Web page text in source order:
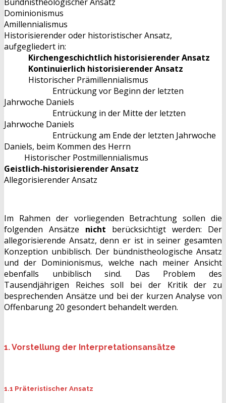
Dominionismus
Amillennialismus
Historisierender oder historistischer Ansatz,
aufgegliedert in:
Kirchengeschichtlich historisierender Ansatz
Kontinuierlich historisierender Ansatz
Historischer Prämillennialismus
Entrückung vor Beginn der letzten
Jahrwoche Daniels
Entrückung in der Mitte der letzten
Jahrwoche Daniels
Entrückung am Ende der letzten Jahrwoche
Daniels, beim Kommen des Herrn
Historischer Postmillennialismus
Geistlich-historisierender Ansatz
Allegorisierender Ansatz
Im Rahmen der vorliegenden Betrachtung sollen die
folgenden Ansätze nicht berücksichtigt werden: Der
allegorisierende Ansatz, denn er ist in seiner gesamten
Konzeption unbiblisch. Der bündnistheologische Ansatz
und der Dominionismus, welche nach meiner Ansicht
ebenfalls unbiblisch sind. Das Problem des
Tausendjährigen Reiches soll bei der Kritik der zu
besprechenden Ansätze und bei der kurzen Analyse von
Offenbarung 20 gesondert behandelt werden.
1. Vorstellung der Interpretationsansätze
1.1 Präteristischer Ansatz